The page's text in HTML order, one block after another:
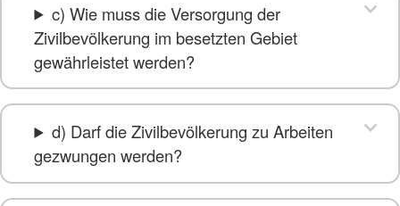
c) Wie muss die Versorgung der
Zivilbevölkerung im besetzten Gebiet
gewährleistet werden?
d) Darf die Zivilbevölkerung zu Arbeiten
gezwungen werden?